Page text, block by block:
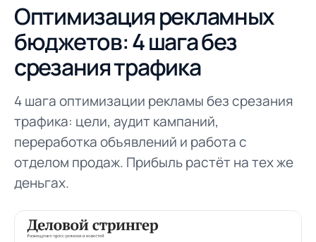
Оптимизация рекламных
бюджетов: 4 шага без
срезания трафика
4 шага оптимизации рекламы без срезания
трафика: цели, аудит кампаний,
переработка объявлений и работа с
отделом продаж. Прибыль растёт на тех же
деньгах.